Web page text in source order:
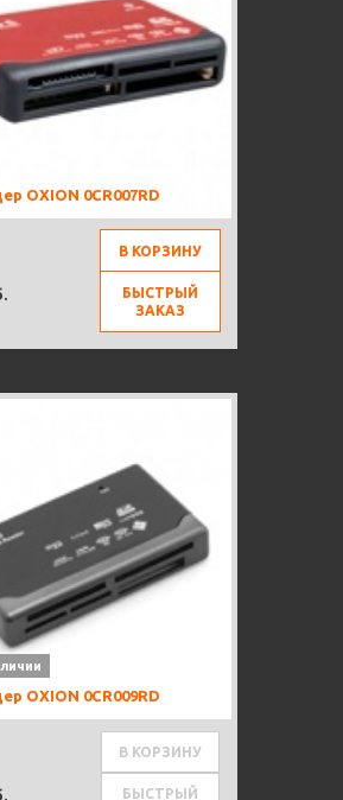
OXION 0CR007RD
В КОРЗИНУ
БЫСТРЫЙ
ЗАКАЗ
OXION 0CR009RD
В КОРЗИНУ
БЫСТРЫЙ